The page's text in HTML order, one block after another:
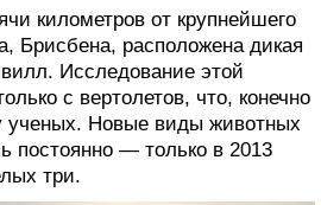
километров от крупнейшего
Брисбена, расположена дикая
Исследование этой
с вертолетов, что, конечно
ученых. Новые виды животных
постоянно — только в 2013
три.